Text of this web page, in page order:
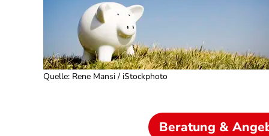
Quelle: Rene Mansi / iStockphoto
Beratung &